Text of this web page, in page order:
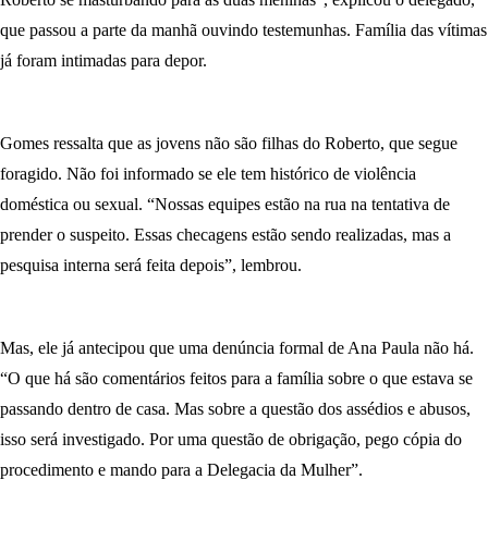
que passou a parte da manhã ouvindo testemunhas. Família das vítimas
já foram intimadas para depor.
Gomes ressalta que as jovens não são filhas do Roberto, que segue
foragido. Não foi informado se ele tem histórico de violência
doméstica ou sexual. “Nossas equipes estão na rua na tentativa de
prender o suspeito. Essas checagens estão sendo realizadas, mas a
pesquisa interna será feita depois”, lembrou.
Mas, ele já antecipou que uma denúncia formal de Ana Paula não há.
“O que há são comentários feitos para a família sobre o que estava se
passando dentro de casa. Mas sobre a questão dos assédios e abusos,
isso será investigado. Por uma questão de obrigação, pego cópia do
procedimento e mando para a Delegacia da Mulher”.